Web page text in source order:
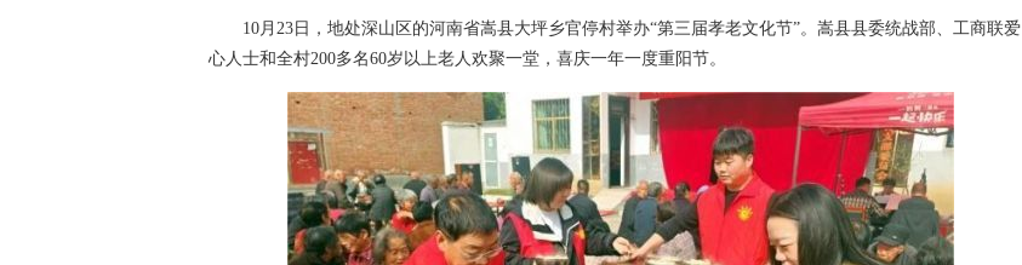
10月23日，地处深山区的河南省嵩县大坪乡官停村举办“第三届孝老文化节”。嵩县县委统战部、工商联爱
心人士和全村200多名60岁以上老人欢聚一堂，喜庆一年一度重阳节。